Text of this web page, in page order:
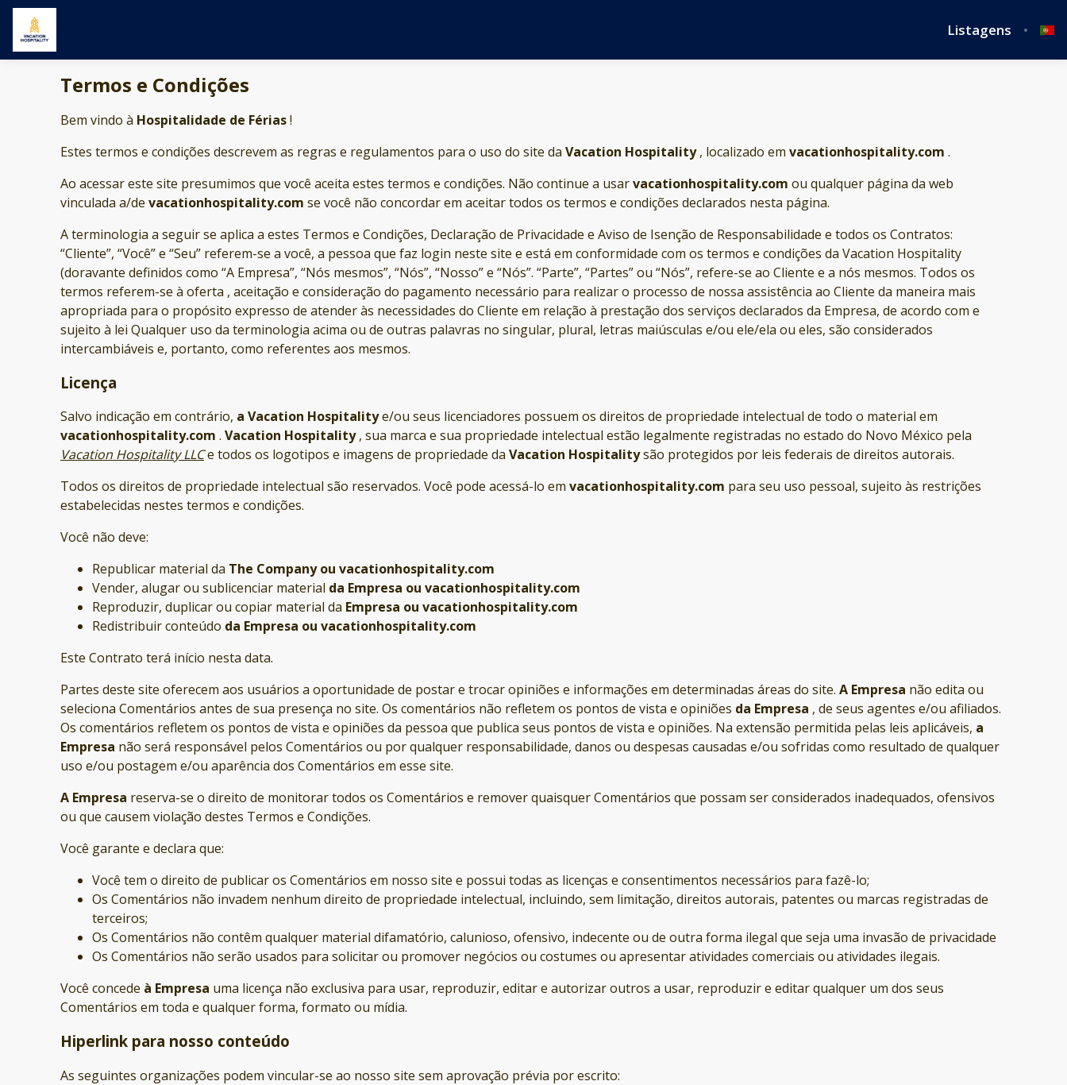
Listagens
Termos e Condições
Bem vindo à Hospitalidade de Férias!
Estes termos e condições descrevem as regras e regulamentos para o uso do site da Vacation Hospitality, localizado em vacationhospitality.com .
Ao acessar este site presumimos que você aceita estes termos e condições. Não continue a usarvacationhospitality.com ou qualquer página da web
vinculada a/de vacationhospitality.com se você não concordar em aceitar todos os termos e condições declarados nesta página.
A terminologia a seguir se aplica a estes Termos e Condições, Declaração de Privacidade e Aviso de Isenção de Responsabilidade e todos os Contratos:
“Cliente”, “Você” e “Seu” referem-se a você, a pessoa que faz login neste site e está em conformidade com os termos e condições da Vacation Hospitality
(doravante definidos como “A Empresa”, “Nós mesmos”, “Nós”, “Nosso” e “Nós”. “Parte”, “Partes” ou “Nós”, refere-se ao Cliente e a nós mesmos. Todos os
termos referem-se à oferta , aceitação e consideração do pagamento necessário para realizar o processo de nossa assistência ao Cliente da maneira mais
apropriada para o propósito expresso de atender às necessidades do Cliente em relação à prestação dos serviços declarados da Empresa, de acordo com e
sujeito à lei Qualquer uso da terminologia acima ou de outras palavras no singular, plural, letras maiúsculas e/ou ele/ela ou eles, são considerados
intercambiáveis e, portanto, como referentes aos mesmos.
Licença
Salvo indicação em contrário, a Vacation Hospitalitye/ou seus licenciadores possuem os direitos de propriedade intelectual de todo o material em
vacationhospitality.com . Vacation Hospitality, sua marca e sua propriedade intelectual estão legalmente registradas no estado do Novo México pela
Vacation Hospitality LLCe todos os logotipos e imagens de propriedade da Vacation Hospitalitysão protegidos por leis federais de direitos autorais.
Todos os direitos de propriedade intelectual são reservados. Você pode acessá-lo em vacationhospitality.com para seu uso pessoal, sujeito às restrições
estabelecidas nestes termos e condições.
Você não deve:
Republicar material da The Company ou vacationhospitality.com
Vender, alugar ou sublicenciar material da Empresa ou vacationhospitality.com
Reproduzir, duplicar ou copiar material da Empresa ou vacationhospitality.com
Redistribuir conteúdo da Empresa ou vacationhospitality.com
Este Contrato terá início nesta data.
Partes deste site oferecem aos usuários a oportunidade de postar e trocar opiniões e informações em determinadas áreas do site. A Empresa não edita ou
seleciona Comentários antes de sua presença no site. Os comentários não refletem os pontos de vista e opiniões da Empresa , de seus agentes e/ou afiliados.
Os comentários refletem os pontos de vista e opiniões da pessoa que publica seus pontos de vista e opiniões. Na extensão permitida pelas leis aplicáveis, a
Empresa não será responsável pelos Comentários ou por qualquer responsabilidade, danos ou despesas causadas e/ou sofridas como resultado de qualquer
uso e/ou postagem e/ou aparência dos Comentários em esse site.
A Empresa reserva-se o direito de monitorar todos os Comentários e remover quaisquer Comentários que possam ser considerados inadequados, ofensivos
ou que causem violação destes Termos e Condições.
Você garante e declara que:
Você tem o direito de publicar os Comentários em nosso site e possui todas as licenças e consentimentos necessários para fazê-lo;
Os Comentários não invadem nenhum direito de propriedade intelectual, incluindo, sem limitação, direitos autorais, patentes ou marcas registradas de
terceiros;
Os Comentários não contêm qualquer material difamatório, calunioso, ofensivo, indecente ou de outra forma ilegal que seja uma invasão de privacidade
Os Comentários não serão usados para solicitar ou promover negócios ou costumes ou apresentar atividades comerciais ou atividades ilegais.
Você concede à Empresa uma licença não exclusiva para usar, reproduzir, editar e autorizar outros a usar, reproduzir e editar qualquer um dos seus
Comentários em toda e qualquer forma, formato ou mídia.
Hiperlink para nosso conteúdo
As seguintes organizações podem vincular-se ao nosso site sem aprovação prévia por escrito: